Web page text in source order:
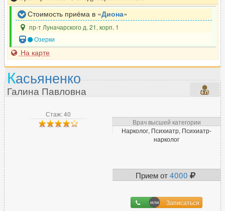
Стоимость приёма в «Диона»
пр-т Луначарского д. 21, корп. 1
Озерки
На карте
Стаж: 40
Врач высшей категории
Нарколог, Психиатр, Психиатр-
нарколог
Прием от4000
Записаться
Касьяненко
Галина Павловна